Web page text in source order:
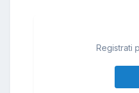
Registrati